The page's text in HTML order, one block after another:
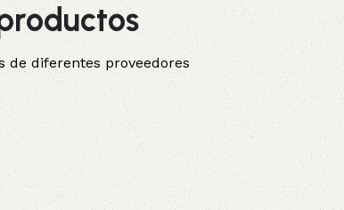
de diferentes proveedores